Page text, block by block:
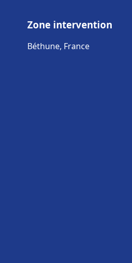
Zone intervention
Béthune, France